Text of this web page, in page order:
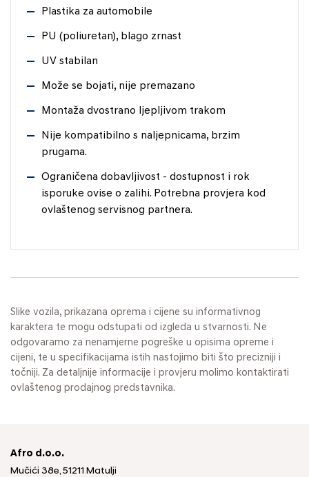
Plastika za automobile
PU (poliuretan), blago zrnast
UV stabilan
Može se bojati, nije premazano
Montaža dvostrano ljepljivom trakom
Nije kompatibilno s naljepnicama, brzim
prugama.
Ograničena dobavljivost - dostupnost i rok
isporuke ovise o zalihi. Potrebna provjera kod
ovlaštenog servisnog partnera.
Slike vozila, prikazana oprema i cijene su informativnog
karaktera te mogu odstupati od izgleda u stvarnosti. Ne
odgovaramo za nenamjerne pogreške u opisima opreme i
cijeni, te u specifikacijama istih nastojimo biti što precizniji i
točniji. Za detaljnije informacije i provjeru molimo kontaktirati
ovlaštenog prodajnog predstavnika.
Afro d.o.o.
Mučići 38e, 51211 Matulji